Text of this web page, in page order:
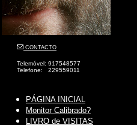
CONTACTO
Telemóvel: 917548577
Telefone: 229559011
PÁGINA INICIAL
Monitor Calibrado?
LIVRO de VISITAS